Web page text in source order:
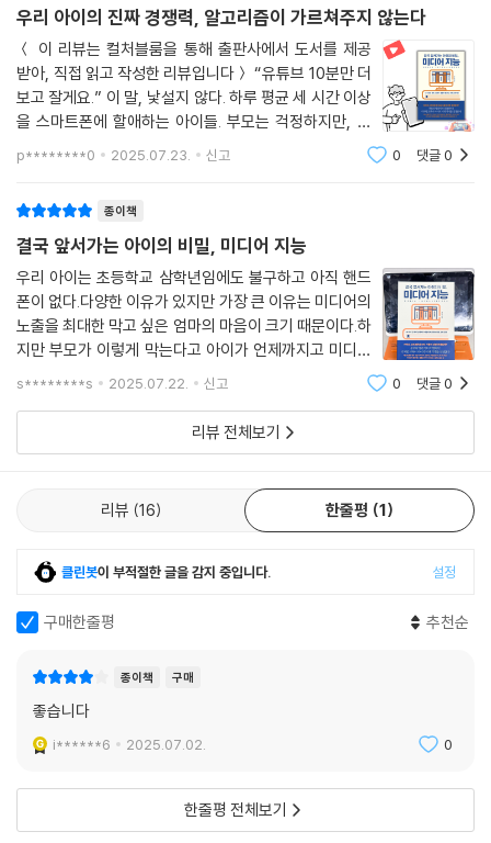
부모의 미디어 태도와 습관이 아이에게 직접적인 영향을 미치기 때문에,
부모부터 건강한 미디어 문화를 실천하는 것이 중요하다. 이 책은 미디어
사용을 단순히 제한하는 것이 아닌, 우리 집만의 미디어 철학과 기준을 세
워 ‘미디어 조절력’을 키우는 법을 알려주고, 부모들에게 실질적인 도움을
준다. 디지털 시대 아이의 건강한 성장과 자율적 미디어 활용을 고민하는
모든 부모라면 꼭 읽어야 할 필독서다.
우리 아이의 진짜 경쟁력, 알고리즘이 가르쳐주지 않는다
＜ 이 리뷰는 컬처블룸을 통해 출판사에서 도서를 제공
받아, 직접 읽고 작성한 리뷰입니다＞ “유튜브 10분만 더
보고 잘게요.” 이 말, 낯설지 않다. 하루 평균 세 시간 이상
을 스마트폰에 할애하는 아이들. 부모는 걱정하지만, 정
작 ‘어디서부터 어떻게 지도해야 할지’ 몰라 갈피를 잡지
못한다. 차라리 안 사주는 게 낫지 않을까 하는 회의감도
p********0 2025.07.23. 신고 0 댓글0
종이책
결국 앞서가는 아이의 비밀, 미디어 지능
우리 아이는 초등학교 삼학년임에도 불구하고 아직 핸드
폰이 없다.다양한 이유가 있지만 가장 큰 이유는 미디어의
노출을 최대한 막고 싶은 엄마의 마음이 크기 때문이다.하
지만 부모가 이렇게 막는다고 아이가 언제까지고 미디어
의 영향을 받지 않을까? 지금도 막고 막고 있다고 확인할
패드로 수업하는 곳들이 늘어나고 있다.또
s********s 2025.07.22. 신고 0 댓글0
리뷰 전체보기
리뷰 16 한줄평 1
클린봇이 부적절한 글을 감지 중입니다. 설정
구매한줄평 추천순
종이책 구매
좋습니다
i******6 2025.07.02. 0
한줄평 전체보기